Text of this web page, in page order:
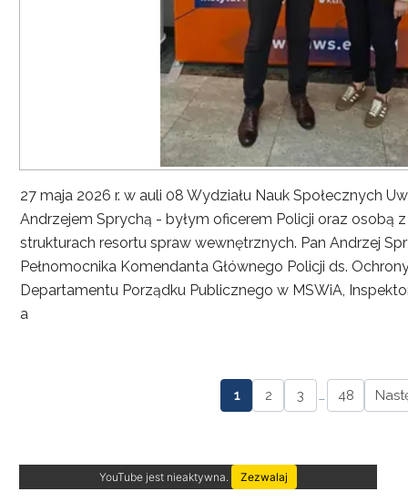
27 maja 2026 r. w auli 08 Wydziału Nauk Społecznych
Andrzejem Sprychą - byłym oficerem Policji oraz osobą
strukturach resortu spraw wewnętrznych. Pan Andrzej
Pełnomocnika Komendanta Głównego Policji ds.
Departamentu Porządku Publicznego w MSWiA,
a
1 2 3 … 48
YouTube jest nieaktywna. Zezwalaj